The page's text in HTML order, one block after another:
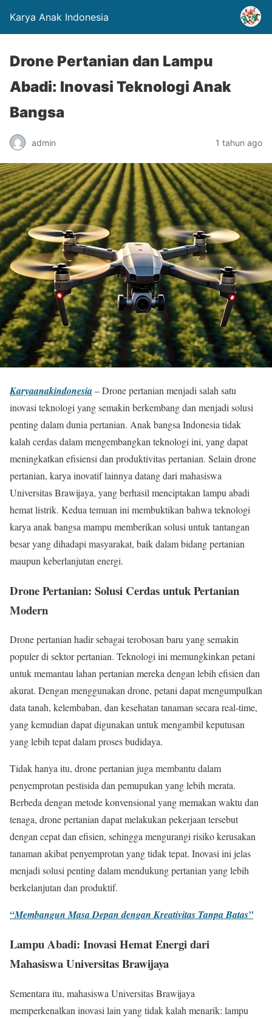
Karya Anak Indonesia
Drone Pertanian dan Lampu
Abadi: Inovasi Teknologi Anak
Bangsa
admin 1 tahun ago
Karyaanakindonesia– Drone pertanian menjadi salah satu
inovasi teknologi yang semakin berkembang dan menjadi solusi
penting dalam dunia pertanian. Anak bangsa Indonesia tidak
kalah cerdas dalam mengembangkan teknologi ini, yang dapat
meningkatkan efisiensi dan produktivitas pertanian. Selain drone
pertanian, karya inovatif lainnya datang dari mahasiswa
Universitas Brawijaya, yang berhasil menciptakan lampu abadi
hemat listrik. Kedua temuan ini membuktikan bahwa teknologi
karya anak bangsa mampu memberikan solusi untuk tantangan
besar yang dihadapi masyarakat, baik dalam bidang pertanian
maupun keberlanjutan energi.
Drone Pertanian: Solusi Cerdas untuk Pertanian
Modern
Drone pertanian hadir sebagai terobosan baru yang semakin
populer di sektor pertanian. Teknologi ini memungkinkan petani
untuk memantau lahan pertanian mereka dengan lebih efisien dan
akurat. Dengan menggunakan drone, petani dapat mengumpulkan
data tanah, kelembaban, dan kesehatan tanaman secara real-time,
yang kemudian dapat digunakan untuk mengambil keputusan
yang lebih tepat dalam proses budidaya.
Tidak hanya itu, drone pertanian juga membantu dalam
penyemprotan pestisida dan pemupukan yang lebih merata.
Berbeda dengan metode konvensional yang memakan waktu dan
tenaga, drone pertanian dapat melakukan pekerjaan tersebut
dengan cepat dan efisien, sehingga mengurangi risiko kerusakan
tanaman akibat penyemprotan yang tidak tepat. Inovasi ini jelas
menjadi solusi penting dalam mendukung pertanian yang lebih
berkelanjutan dan produktif.
“Membangun Masa Depan dengan Kreativitas Tanpa Batas”
Lampu Abadi: Inovasi Hemat Energi dari
Mahasiswa Universitas Brawijaya
Sementara itu, mahasiswa Universitas Brawijaya
memperkenalkan inovasi lain yang tidak kalah menarik: lampu